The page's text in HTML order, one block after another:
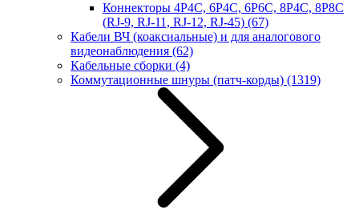
Коннекторы 4P4C, 6P4C, 6P6C, 8P4C, 8P8C
(RJ-9, RJ-11, RJ-12, RJ-45) (67)
Кабели ВЧ (коаксиальные) и для аналогового
видеонаблюдения (62)
Кабельные сборки (4)
Коммутационные шнуры (патч-корды) (1319)